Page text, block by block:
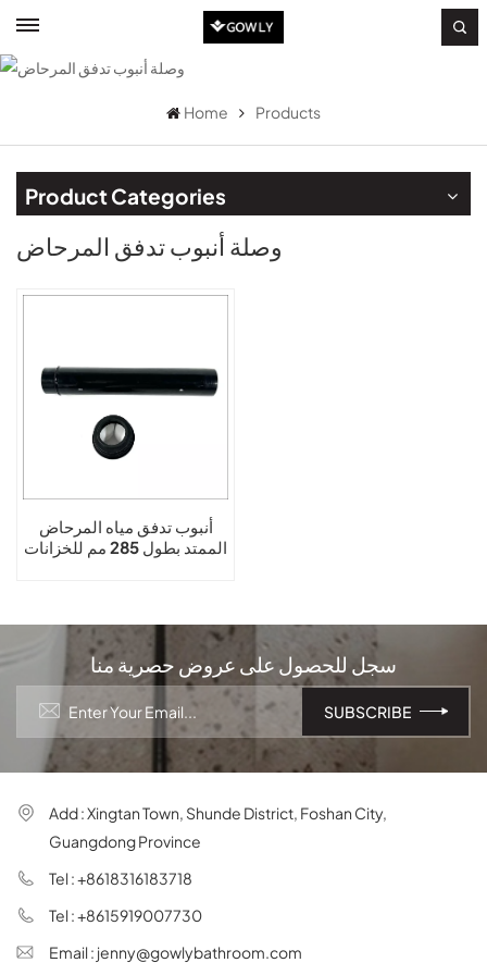
Home Products
Product Categories
وصلة أنبوب تدفق المرحاض
أنبوب تدفق مياه المرحاض
الممتد بطول 285 مم للخزانات
سجل للحصول على عروض حصرية منا
Add : Xingtan Town, Shunde District, Foshan City,
Guangdong Province
Tel : +8618316183718
Tel : +8615919007730
Email : jenny@gowlybathroom.com